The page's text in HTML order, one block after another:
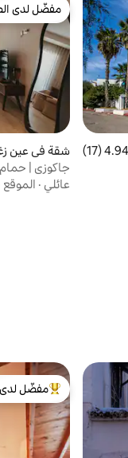
4.94 من 5، 17 مراجعات4.94 (17)
مفضّل لدى
مفضّل لدى
شقة في عين
جاكوزي |
فاي سريع |
عائلي · الموقع
من أبرز
مفضّل